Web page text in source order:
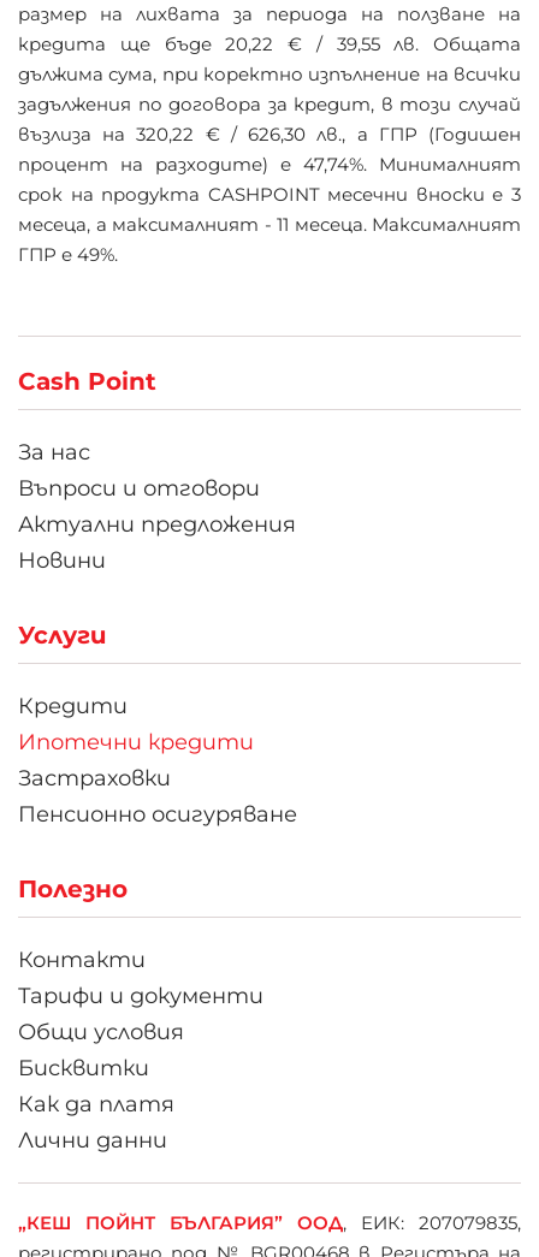
размер на лихвата за периода на ползване на
кредита ще бъде 20,22 € / 39,55 лв. Общата
дължима сума, при коректно изпълнение на всички
задължения по договора за кредит, в този случай
възлиза на 320,22 € / 626,30 лв., а ГПР (Годишен
процент на разходите) е 47,74%. Минималният
срок на продукта CASHPOINT месечни вноски е 3
месеца, а максималният - 11 месеца. Максималният
ГПР е 49%.
Cash Point
За нас
Въпроси и отговори
Актуални предложения
Новини
Услуги
Кредити
Ипотечни кредити
Застраховки
Пенсионно осигуряване
Полезно
Контакти
Тарифи и документи
Общи условия
Бисквитки
Как да платя
Лични данни
„КЕШ ПОЙНТ БЪЛГАРИЯ” ООД, ЕИК: 207079835,
регистрирано под № BGR00468 в Регистъра на